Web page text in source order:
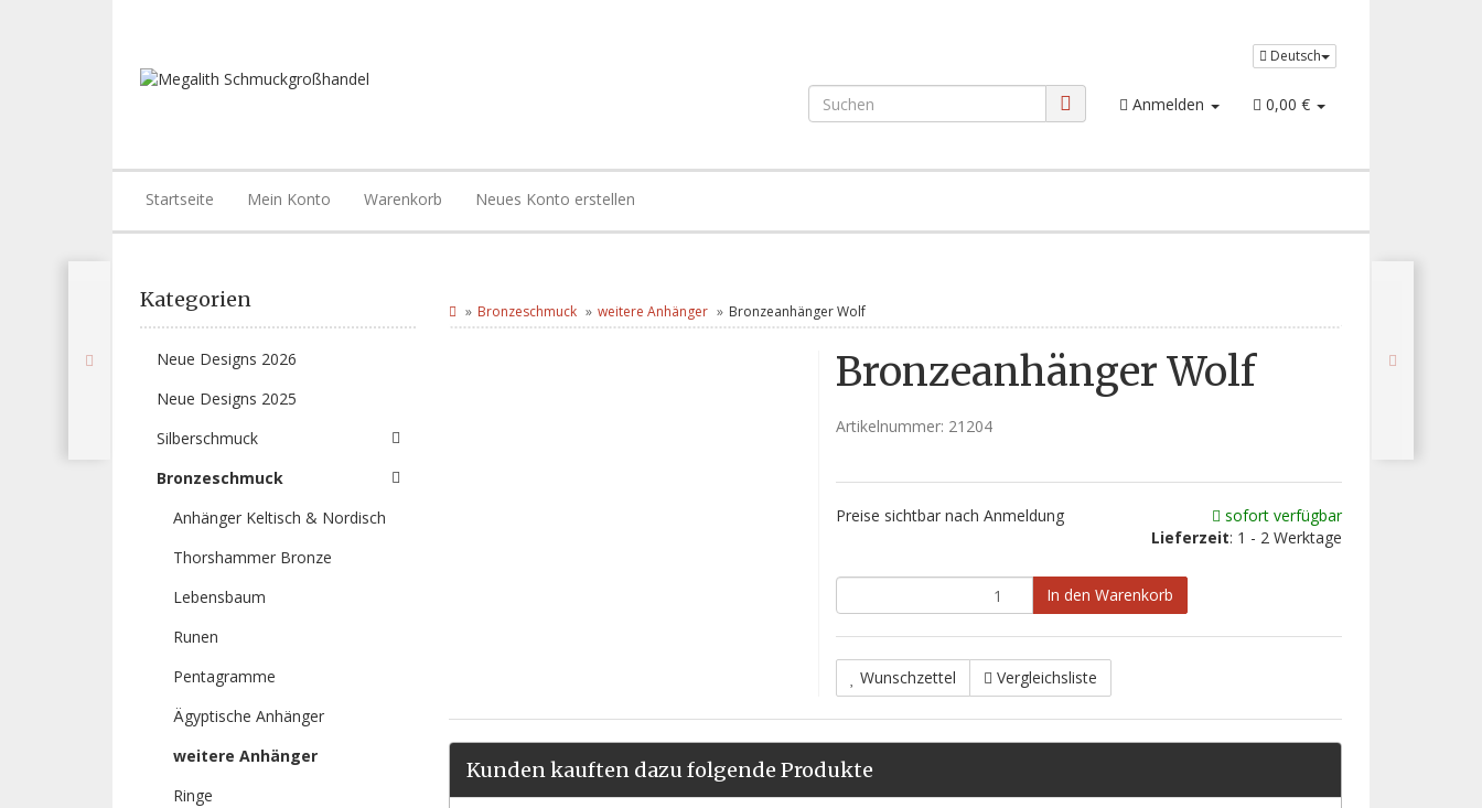
Deutsch
Anmelden 0,00 €
Startseite Mein Konto Warenkorb Neues Konto erstellen
Bronzeschmuck weitere Anhänger Bronzeanhänger Wolf
Bronzeanhänger Wolf
Artikelnummer: 21204
Preise sichtbar nach Anmeldung
sofort verfügbar
Lieferzeit: 1 - 2 Werktage
In den Warenkorb
Wunschzettel Vergleichsliste
Kunden kauften dazu folgende Produkte
Kategorien
Neue Designs 2026
Neue Designs 2025
Silberschmuck
Bronzeschmuck
Anhänger Keltisch & Nordisch
Thorshammer Bronze
Lebensbaum
Runen
Pentagramme
Ägyptische Anhänger
weitere Anhänger
Ringe